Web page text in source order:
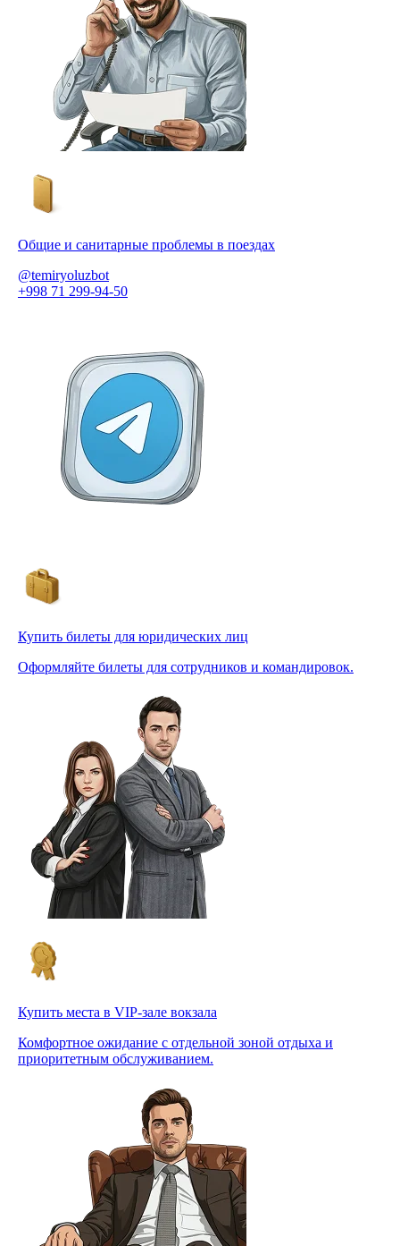
Общие и санитарные проблемы в поездах
@temiryoluzbot
+998 71 299-94-50
Купить билеты для юридических лиц
Оформляйте билеты для сотрудников и командировок.
Купить места в VIP-зале вокзала
Комфортное ожидание с отдельной зоной отдыха и
приоритетным обслуживанием.